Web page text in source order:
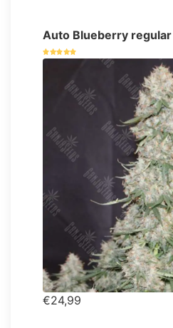
Auto Blueberry regular
€24,99